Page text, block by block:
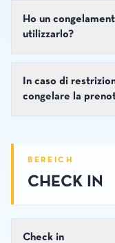
Ho un
utilizzarlo?
In caso di
congelare la
BEREICH
CHECK IN
Check in